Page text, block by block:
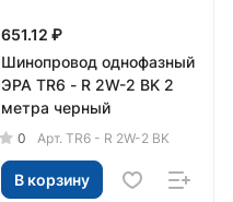
651.12 ₽
Шинопровод однофазный
ЭРА TR6 - R 2W-2 BK 2
метра черный
0 Арт. TR6 - R 2W-2 BK
В корзину